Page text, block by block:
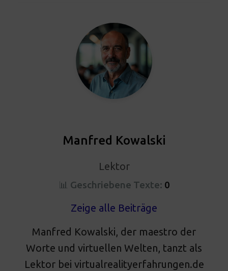
Manfred Kowalski
Lektor
📊 Geschriebene Texte: 0
Zeige alle Beiträge
Manfred Kowalski, der maestro der
Worte und virtuellen Welten, tanzt als
Lektor bei virtualrealityerfahrungen.de